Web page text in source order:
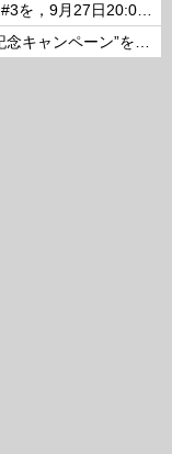
「聖剣伝説 ECHOES of MANA」公式生放送#3を，9月27日20:00より配信
「聖剣伝説 ECHOES of MANA」“400万DL記念キャンペーン”を開催